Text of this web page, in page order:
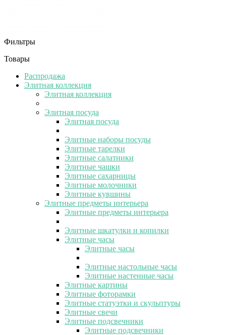
Фильтры
Товары
Распродажа
Элитная коллекция
Элитная коллекция
Элитная посуда
Элитная посуда
Элитные наборы посуды
Элитные тарелки
Элитные салатники
Элитные чашки
Элитные сахарницы
Элитные молочники
Элитные кувшины
Элитные предметы интерьера
Элитные предметы интерьера
Элитные шкатулки и копилки
Элитные часы
Элитные часы
Элитные настольные часы
Элитные настенные часы
Элитные картины
Элитные фоторамки
Элитные статуэтки и скульптуры
Элитные свечи
Элитные подсвечники
Элитные подсвечники